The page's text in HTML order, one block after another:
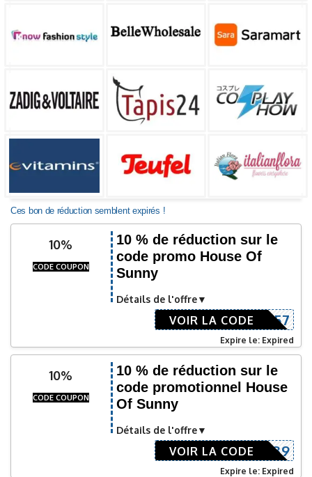
Ces bon de réduction semblent expirés !
10%
CODE COUPON
10 % de réduction sur le
code promo House Of
Sunny
Détails de l'offre
S10-9957
VOIR LA CODE
Expire le: Expired
10%
CODE COUPON
10 % de réduction sur le
code promotionnel House
Of Sunny
Détails de l'offre
HOS-5639
VOIR LA CODE
Expire le: Expired